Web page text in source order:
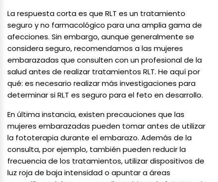
La respuesta corta es que RLT es un tratamiento
seguro y no farmacológico para una amplia gama de
afecciones. Sin embargo, aunque generalmente se
considera seguro, recomendamos a las mujeres
embarazadas que consulten con un profesional de la
salud antes de realizar tratamientos RLT. He aquí por
qué: es necesario realizar más investigaciones para
determinar si RLT es seguro para el feto en desarrollo.
En última instancia, existen precauciones que las
mujeres embarazadas pueden tomar antes de utilizar
la fototerapia durante el embarazo. Además de la
consulta, por ejemplo, también pueden reducir la
frecuencia de los tratamientos, utilizar dispositivos de
luz roja de baja intensidad o apuntar a áreas